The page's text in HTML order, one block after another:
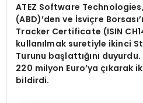
ATEZ Software
(ABD)’den ve İsviçre
Tracker Certificate (ISIN
kullanılmak suretiyle ikinci
Turunu başlattığını duyurdu.
220 milyon Euro’ya çıkarak
bildirdi.